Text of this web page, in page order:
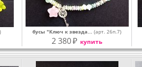
бусы "Ключ к звезда… (арт. 26п.7)
2 380₽ купить